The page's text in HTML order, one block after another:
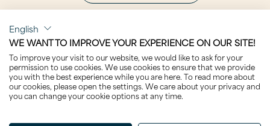
关注我们
English
WE WANT TO IMPROVE YOUR EXPERIENCE ON OUR SITE!
To improve your visit to our website, we would like to ask for your
permission to use cookies. We use cookies to ensure that we provide
you with the best experience while you are here. To read more about
our cookies, please open the settings. We care about your privacy and
you can change your cookie options at any time.